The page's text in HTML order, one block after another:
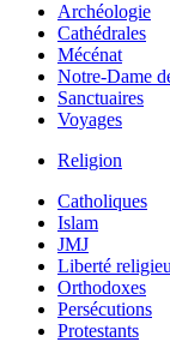
Archéologie
Cathédrales
Mécénat
Notre-Dame
Sanctuaires
Voyages
Religion
Catholiques
Islam
JMJ
Liberté
Orthodoxes
Persécutions
Protestants